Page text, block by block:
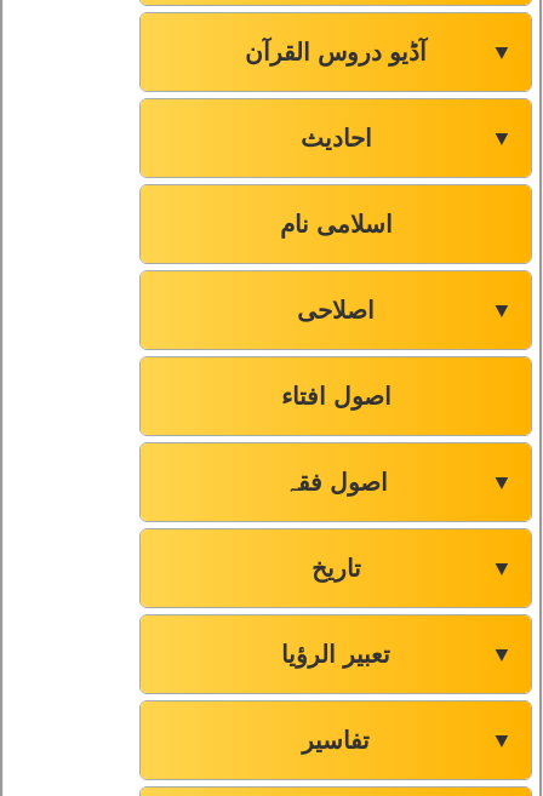
آڈیو دروس القرآن ▼
احادیث ▼
اسلامی نام
اصلاحی ▼
اصول افتاء
اصول فقہ ▼
تاریخ ▼
تعبیر الرؤیا ▼
تفاسیر ▼